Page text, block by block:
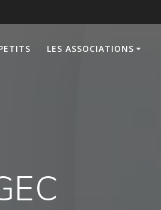
LES ASSOCIATIONS